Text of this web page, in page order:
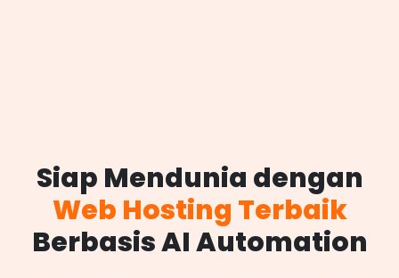
Siap Mendunia dengan
Web Hosting Terbaik
Berbasis AI Automation